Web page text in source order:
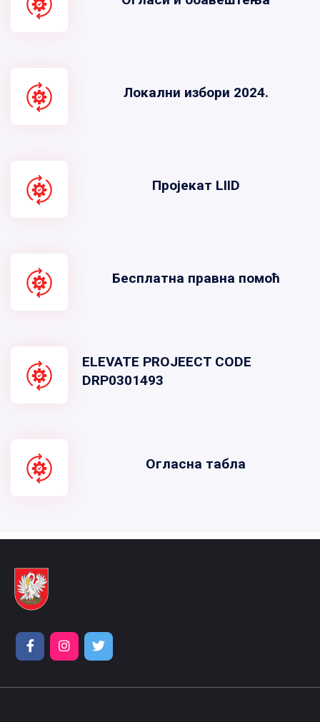
Локални избори 2024.
Пројекат LIID
Бесплатна правна помоћ
ELEVATE PROJEECT CODE
DRP0301493
Огласна табла